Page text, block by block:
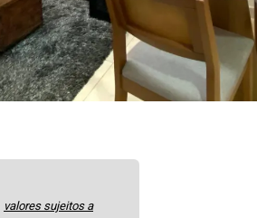
valores sujeitos a